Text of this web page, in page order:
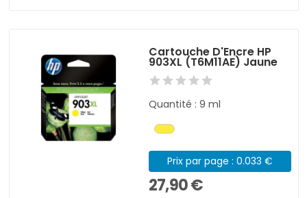
Cartouche D'Encre HP
903XL (T6M11AE) Jaune
Quantité : 9 ml
Prix par page : 0.033 €
27,90 €